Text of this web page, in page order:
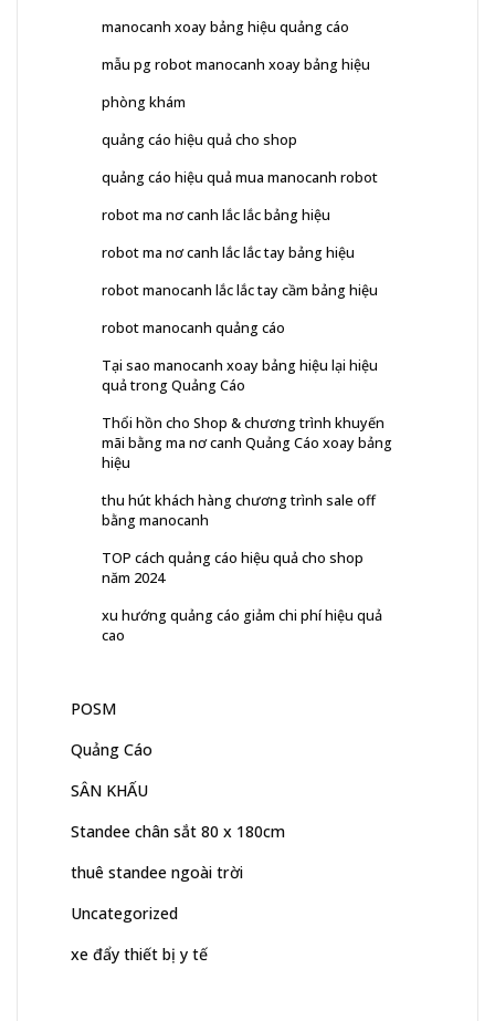
manocanh xoay bảng hiệu quảng cáo
mẫu pg robot manocanh xoay bảng hiệu
phòng khám
quảng cáo hiệu quả cho shop
quảng cáo hiệu quả mua manocanh robot
robot ma nơ canh lắc lắc bảng hiệu
robot ma nơ canh lắc lắc tay bảng hiệu
robot manocanh lắc lắc tay cầm bảng hiệu
robot manocanh quảng cáo
Tại sao manocanh xoay bảng hiệu lại hiệu
quả trong Quảng Cáo
Thổi hồn cho Shop & chương trình khuyến
mãi bằng ma nơ canh Quảng Cáo xoay bảng
hiệu
thu hút khách hàng chương trình sale off
bằng manocanh
TOP cách quảng cáo hiệu quả cho shop
năm 2024
xu hướng quảng cáo giảm chi phí hiệu quả
cao
POSM
Quảng Cáo
SÂN KHẤU
Standee chân sắt 80 x 180cm
thuê standee ngoài trời
Uncategorized
xe đẩy thiết bị y tế